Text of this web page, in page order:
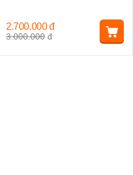
3.000.000 đ
2.700.000 đ